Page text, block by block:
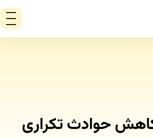
حوادث تکراری